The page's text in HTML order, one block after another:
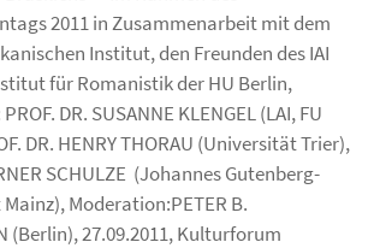
2011 in Zusammenarbeit mit dem
Institut, den Freunden des IAI
für Romanistik der HU Berlin,
PROF. DR. SUSANNE KLENGEL (LAI, FU
DR. HENRY THORAU (Universität Trier),
SCHULZE (Johannes Gutenberg-
Moderation:PETER B.
(Berlin), 27.09.2011,Kulturforum